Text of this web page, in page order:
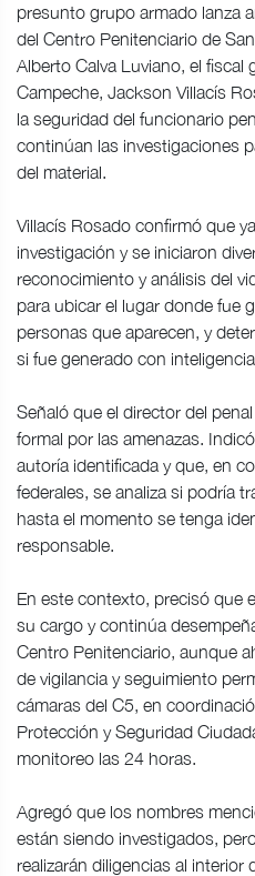
presunto grupo armado lanza
del Centro Penitenciario de
Alberto Calva Luviano, el fiscal
Campeche, Jackson Villacís
la seguridad del funcionario
continúan las investigaciones
del material.
Villacís Rosado confirmó que
investigación y se iniciaron
reconocimiento y análisis del
para ubicar el lugar donde fue
personas que aparecen, y
si fue generado con
Señaló que el director del
formal por las amenazas.
autoría identificada y que, en
federales, se analiza si podría
hasta el momento se tenga
responsable.
En este contexto, precisó que
su cargo y continúa
Centro Penitenciario, aunque
de vigilancia y seguimiento
cámaras del C5, en
Protección y Seguridad
monitoreo las 24 horas.
Agregó que los nombres
están siendo investigados,
realizarán diligencias al interior